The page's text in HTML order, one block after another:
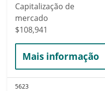
Capitalização de
mercado
$108,941
Mais informação
5623